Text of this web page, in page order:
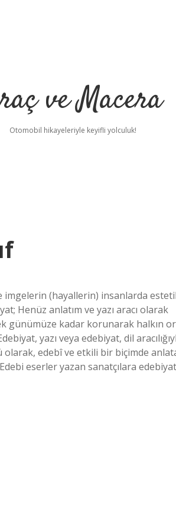
ve Macera
Otomobil hikayeleriyle keyifli yolculuk!
imgelerin (hayallerin) insanlarda
Henüz anlatım ve yazı aracı olarak
günümüze kadar korunarak halkın
yazı veya edebiyat, dil
olarak, edebî ve etkili bir biçimde
eserler yazan sanatçılara